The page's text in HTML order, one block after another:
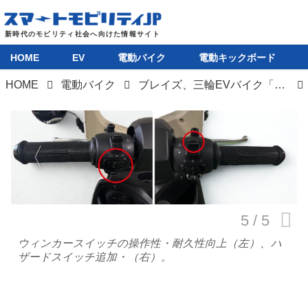
EV
電動バイク
電動キックボード
テクノロジー
HOME EV 電動バイク 電動キックボード
HOME 電動バイク ブレイズ、三輪EVバイク「EVデリバリー」のマイナーチェンジを発表。走行安定性と安全性が向上
ウィンカースイッチの操作性・耐久性向上（左）、ハ
ザードスイッチ追加・（右）。